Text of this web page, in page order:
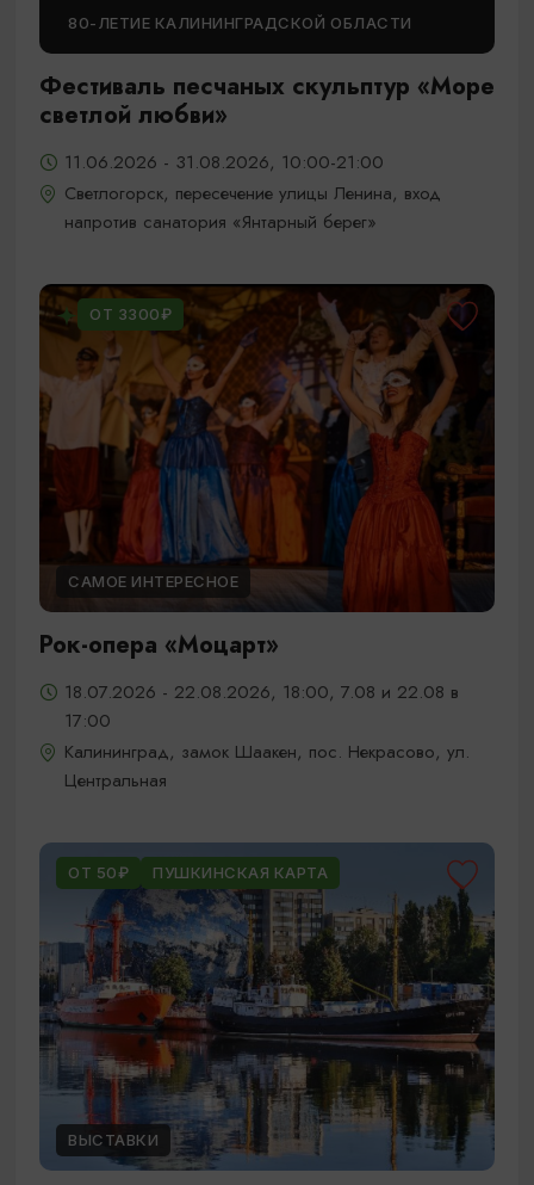
80-ЛЕТИЕ КАЛИНИНГРАДСКОЙ ОБЛАСТИ
Фестиваль песчаных скульптур «Море
светлой любви»
11.06.2026 - 31.08.2026, 10:00-21:00
Светлогорск, пересечение улицы Ленина, вход
напротив санатория «Янтарный берег»
ОТ 3300₽
САМОЕ ИНТЕРЕСНОЕ
Рок-опера «Моцарт»
18.07.2026 - 22.08.2026, 18:00, 7.08 и 22.08 в
17:00
Калининград, замок Шаакен, пос. Некрасово, ул.
Центральная
ОТ 50₽ ПУШКИНСКАЯ КАРТА
ВЫСТАВКИ